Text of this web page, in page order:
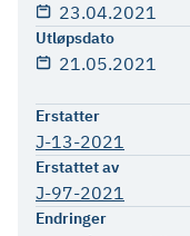
23.04.2021
Utløpsdato
21.05.2021
Erstatter
J-13-2021
Erstattet av
J-97-2021
Endringer